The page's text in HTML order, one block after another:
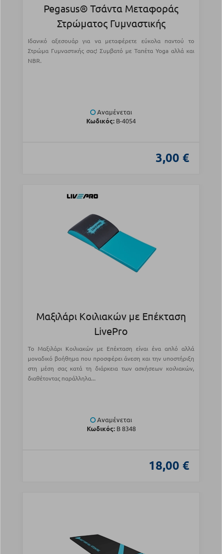
Pegasus® Τσάντα Μεταφοράς
Στρώματος Γυμναστικής
Ιδανικό αξεσουάρ για να μεταφέρετε εύκολα παντού το
Στρώμα Γυμναστικής σας! Συμβατό με Ταπέτα Yoga αλλά και
NBR.
Αναμένεται
Κωδικός: Β-4054
3,00 €
Μαξιλάρι Κοιλιακών με Επέκταση
LivePro
Το Μαξιλάρι Κοιλιακών με Επέκταση είναι ένα απλό αλλά
μοναδικό βοήθημα που προσφέρει άνεση και την υποστήριξη
στη μέση σας κατά τη διάρκεια των ασκήσεων κοιλιακών,
διαθέτοντας παράλληλα...
Αναμένεται
Κωδικός:Β 8348
18,00 €